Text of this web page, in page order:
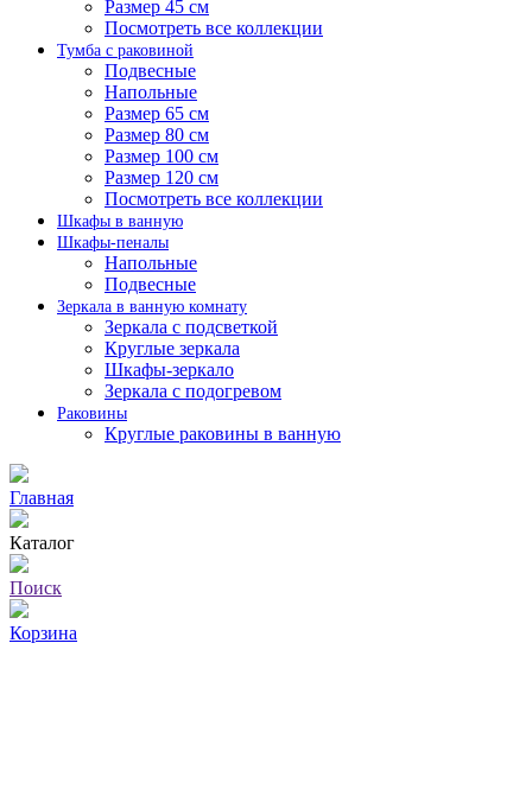
Размер 45 см
Посмотреть все коллекции
Тумба с раковиной
Подвесные
Напольные
Размер 65 см
Размер 80 см
Размер 100 см
Размер 120 см
Посмотреть все коллекции
Шкафы в ванную
Шкафы-пеналы
Напольные
Подвесные
Зеркала в ванную комнату
Зеркала с подсветкой
Круглые зеркала
Шкафы-зеркало
Зеркала с подогревом
Раковины
Круглые раковины в ванную
Главная
Каталог
Поиск
Корзина